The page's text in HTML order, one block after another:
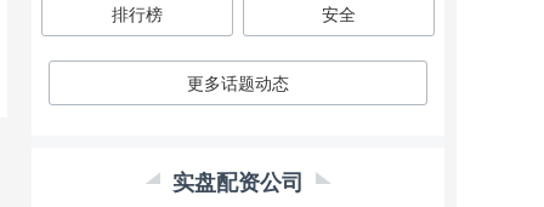
排行榜 安全
更多话题动态
实盘配资公司